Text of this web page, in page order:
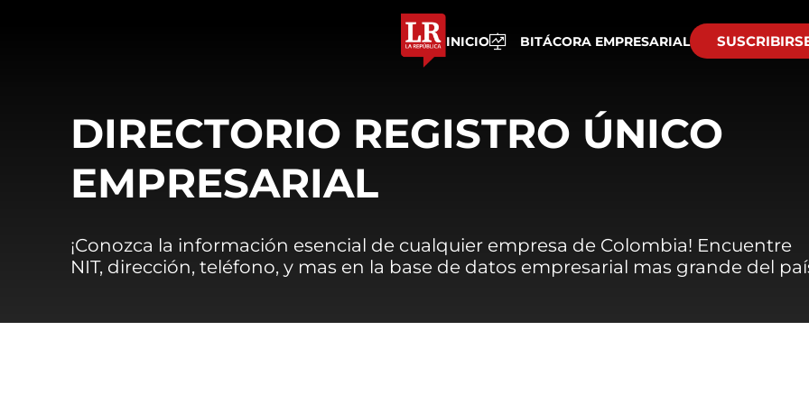
INICIO BITÁCORA EMPRESARIAL
DIRECTORIO REGISTRO ÚNICO
EMPRESARIAL
¡Conozca la información esencial de cualquier empresa de Colombia! Encuentre
NIT, dirección, teléfono, y mas en la base de datos empresarial mas grande del